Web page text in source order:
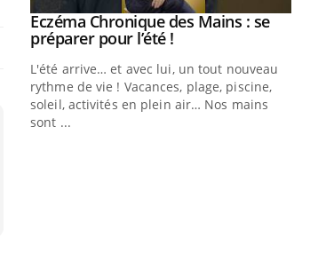
Youtube
Eczéma Chronique des Mains : se
préparer pour l’été !Youtube
L'été arrive… et avec lui, un tout nouveau
rythme de vie ! Vacances, plage, piscine,
soleil, activités en plein air… Nos mains
sont ...